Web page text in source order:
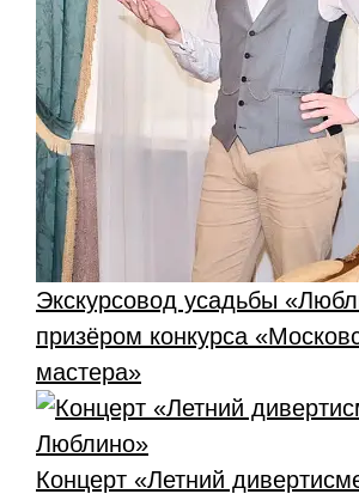
Экскурсовод усадьбы
призёром конкурса
мастера»
Концерт «Летний